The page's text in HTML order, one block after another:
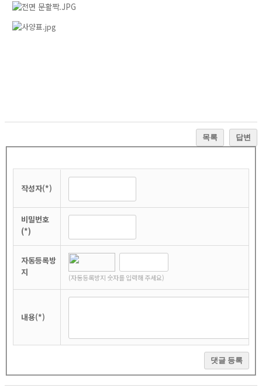
목록 답변
작성자(*)
비밀번호
(*)
자동등록방
지
(자동등록방지 숫자를 입력해 주세요)
내용(*)
댓글 등록